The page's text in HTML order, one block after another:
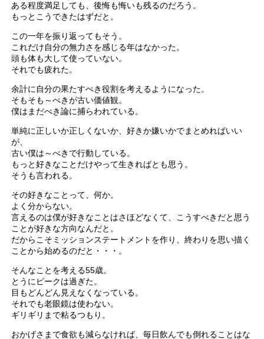
ある程度満足しても、後悔も悔いも残るのだろう。
もっとこうできたはずだと。
この一年を振り返ってもそう。
これだけ自分の無力さを感じる年はなかった。
頭も体も大して使っていない。
それでも疲れた。
余計に自分の果たすべき役割を考えるようになった。
そもそも～べきが古い価値観。
僕はまだべき論に捕らわれている。
単純に正しいか正しくないか、好きか嫌いかでまとめればいい
が、
古い僕は～べきで行動している。
もっと好きなことだけやって生きればとも思う。
そうも言われる。
その好きなことって、何か。
よく分からない。
言えるのは僕が好きなことはさほどなくて、こうすべきだと思う
ことが好きな方向なんだと。
だからこそミッションステートメントを作り、終わりを思い描く
ことから始めるのだと・・・。
そんなことを考える55歳。
とうにピークは過ぎた。
目もどんどん見えなくなっている。
それでも老眼鏡は使わない。
ギリギリまで粘るつもり。
おかげさまで食欲も減らなければ、毎日飲んでも倒れることはな